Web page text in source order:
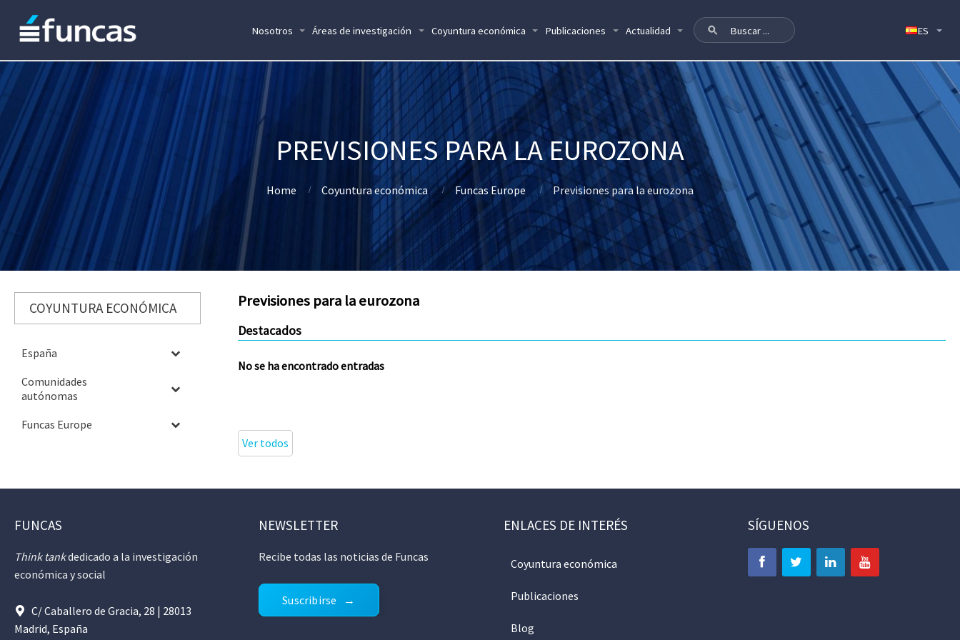
Nosotros Áreas de investigación Coyuntura económica Publicaciones Actualidad
PREVISIONES PARA LA EUROZONA
Home Coyuntura económica Funcas Europe Previsiones para la eurozona
Previsiones para la eurozona
Destacados
No se ha encontrado entradas
Ver todos
COYUNTURA ECONÓMICA
España
Comunidades
autónomas
Funcas Europe
FUNCAS
Think tankdedicado a la investigación
económica y social
C/ Caballero de Gracia, 28 | 28013
Madrid, España
NEWSLETTER
Recibe todas las noticias de Funcas
Suscribirse
ENLACES DE INTERÉS
Coyuntura económica
Publicaciones
Blog
SÍGUENOS